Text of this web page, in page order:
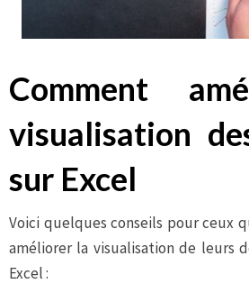
Comment
visualisation
sur Excel
Voici quelques conseils pour ceux
améliorer la visualisation de leurs
Excel :